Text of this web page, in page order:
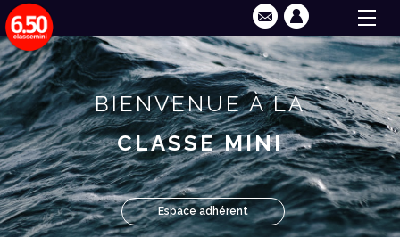
BIENVENUE À LA
CLASSE MINI
Espace adhérent